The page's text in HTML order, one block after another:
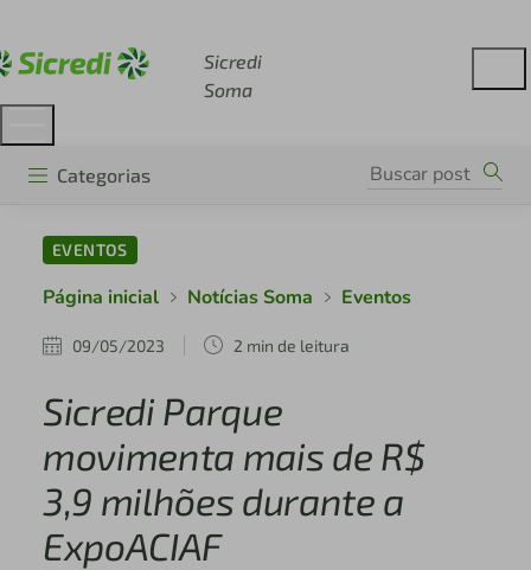
Sicredi
Soma
Categorias
EVENTOS
Página inicial Notícias Soma Eventos
09/05/2023 2 min de leitura
Sicredi Parque
movimenta mais de R$
3,9 milhões durante a
ExpoACIAF